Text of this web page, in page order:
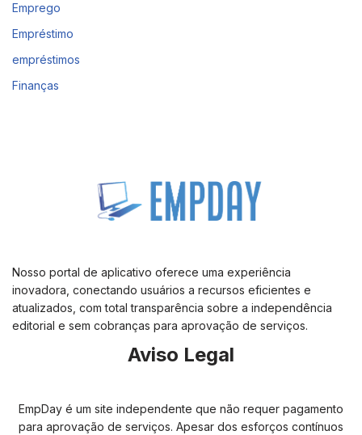
Emprego
Empréstimo
empréstimos
Finanças
Nosso portal de aplicativo oferece uma experiência
inovadora, conectando usuários a recursos eficientes e
atualizados, com total transparência sobre a independência
editorial e sem cobranças para aprovação de serviços.
Aviso Legal
EmpDay é um site independente que não requer pagamento
para aprovação de serviços. Apesar dos esforços contínuos